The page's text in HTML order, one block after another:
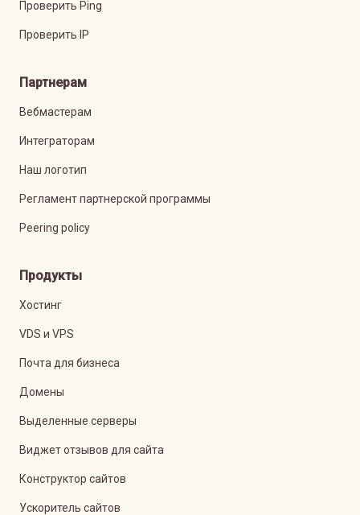
Проверить Ping
Проверить IP
Партнерам
Вебмастерам
Интеграторам
Наш логотип
Регламент партнерской программы
Peering policy
Продукты
Хостинг
VDS и VPS
Почта для бизнеса
Домены
Выделенные серверы
Виджет отзывов для сайта
Конструктор сайтов
Ускоритель сайтов